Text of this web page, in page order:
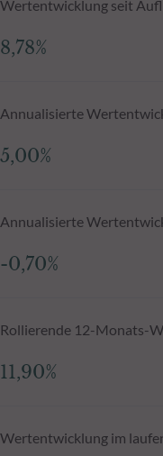
Wertentwicklung seit
8,78%
Annualisierte
5,00%
Annualisierte
-0,70%
Rollierende 12-Monats-
11,90%
Wertentwicklung im